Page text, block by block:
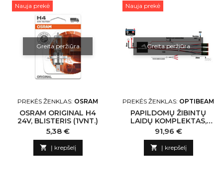
Nauja prekė
Greita peržiūra
PREKĖS ŽENKLAS: OSRAM
OSRAM ORIGINAL H4
24V, BLISTERIS (1VNT.)
Kaina
5,38 €
 Į krepšelį
Nauja prekė
Greita peržiūra
PREKĖS ŽENKLAS: OPTIBEAM
PAPILDOMŲ ŽIBINTŲ
LAIDŲ KOMPLEKTAS,
3X4-PIN DEUTSCH DT,
SET13, OPTIBEAM
Kaina
91,96 €
 Į krepšelį